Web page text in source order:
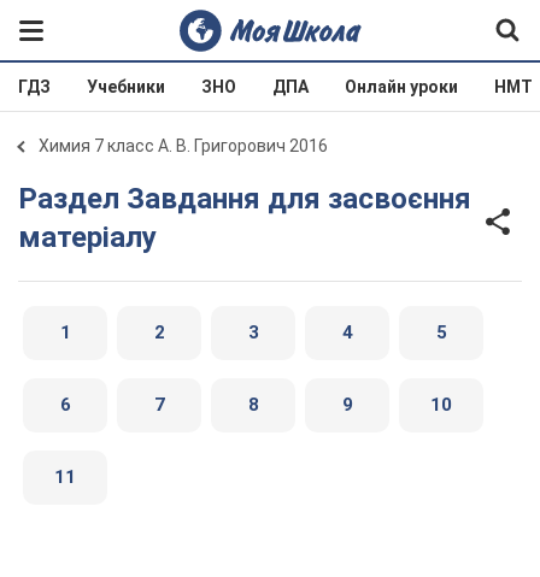
ГДЗ Учебники ЗНО ДПА Онлайн уроки НМТ
Химия 7 класс А. В. Григорович 2016
Раздел Завдання для засвоєння
матеріалу
1 2 3 4 5
6 7 8 9 10
11